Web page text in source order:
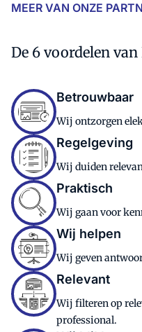
MEER VAN ONZE
De 6 voordelen
Betrouwbaar
Wij ontzorgen
Regelgeving
Wij duiden
Praktisch
Wij gaan voor
Wij helpen
Wij geven
Relevant
Wij filteren op
professional.